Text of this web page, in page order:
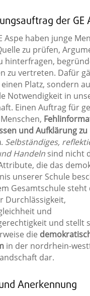
der GE
Aspe haben junge
zu prüfen,
hinterfragen,
zu vertreten. Dafür
Platz, sondern
Notwendigkeit in
Einen Auftrag für
und Aufklärung zu
. Selbständiges,
Handelnsind nicht
die das
unserer Schule
Gesamtschule
Durchlässigkeit,
und
und stellt
die
in der nordrhein-
dar.
Anerkennung